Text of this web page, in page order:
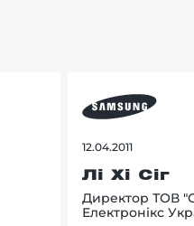
12.04.2011
Лі Хі Сіг
Директор ТОВ
Електронікс